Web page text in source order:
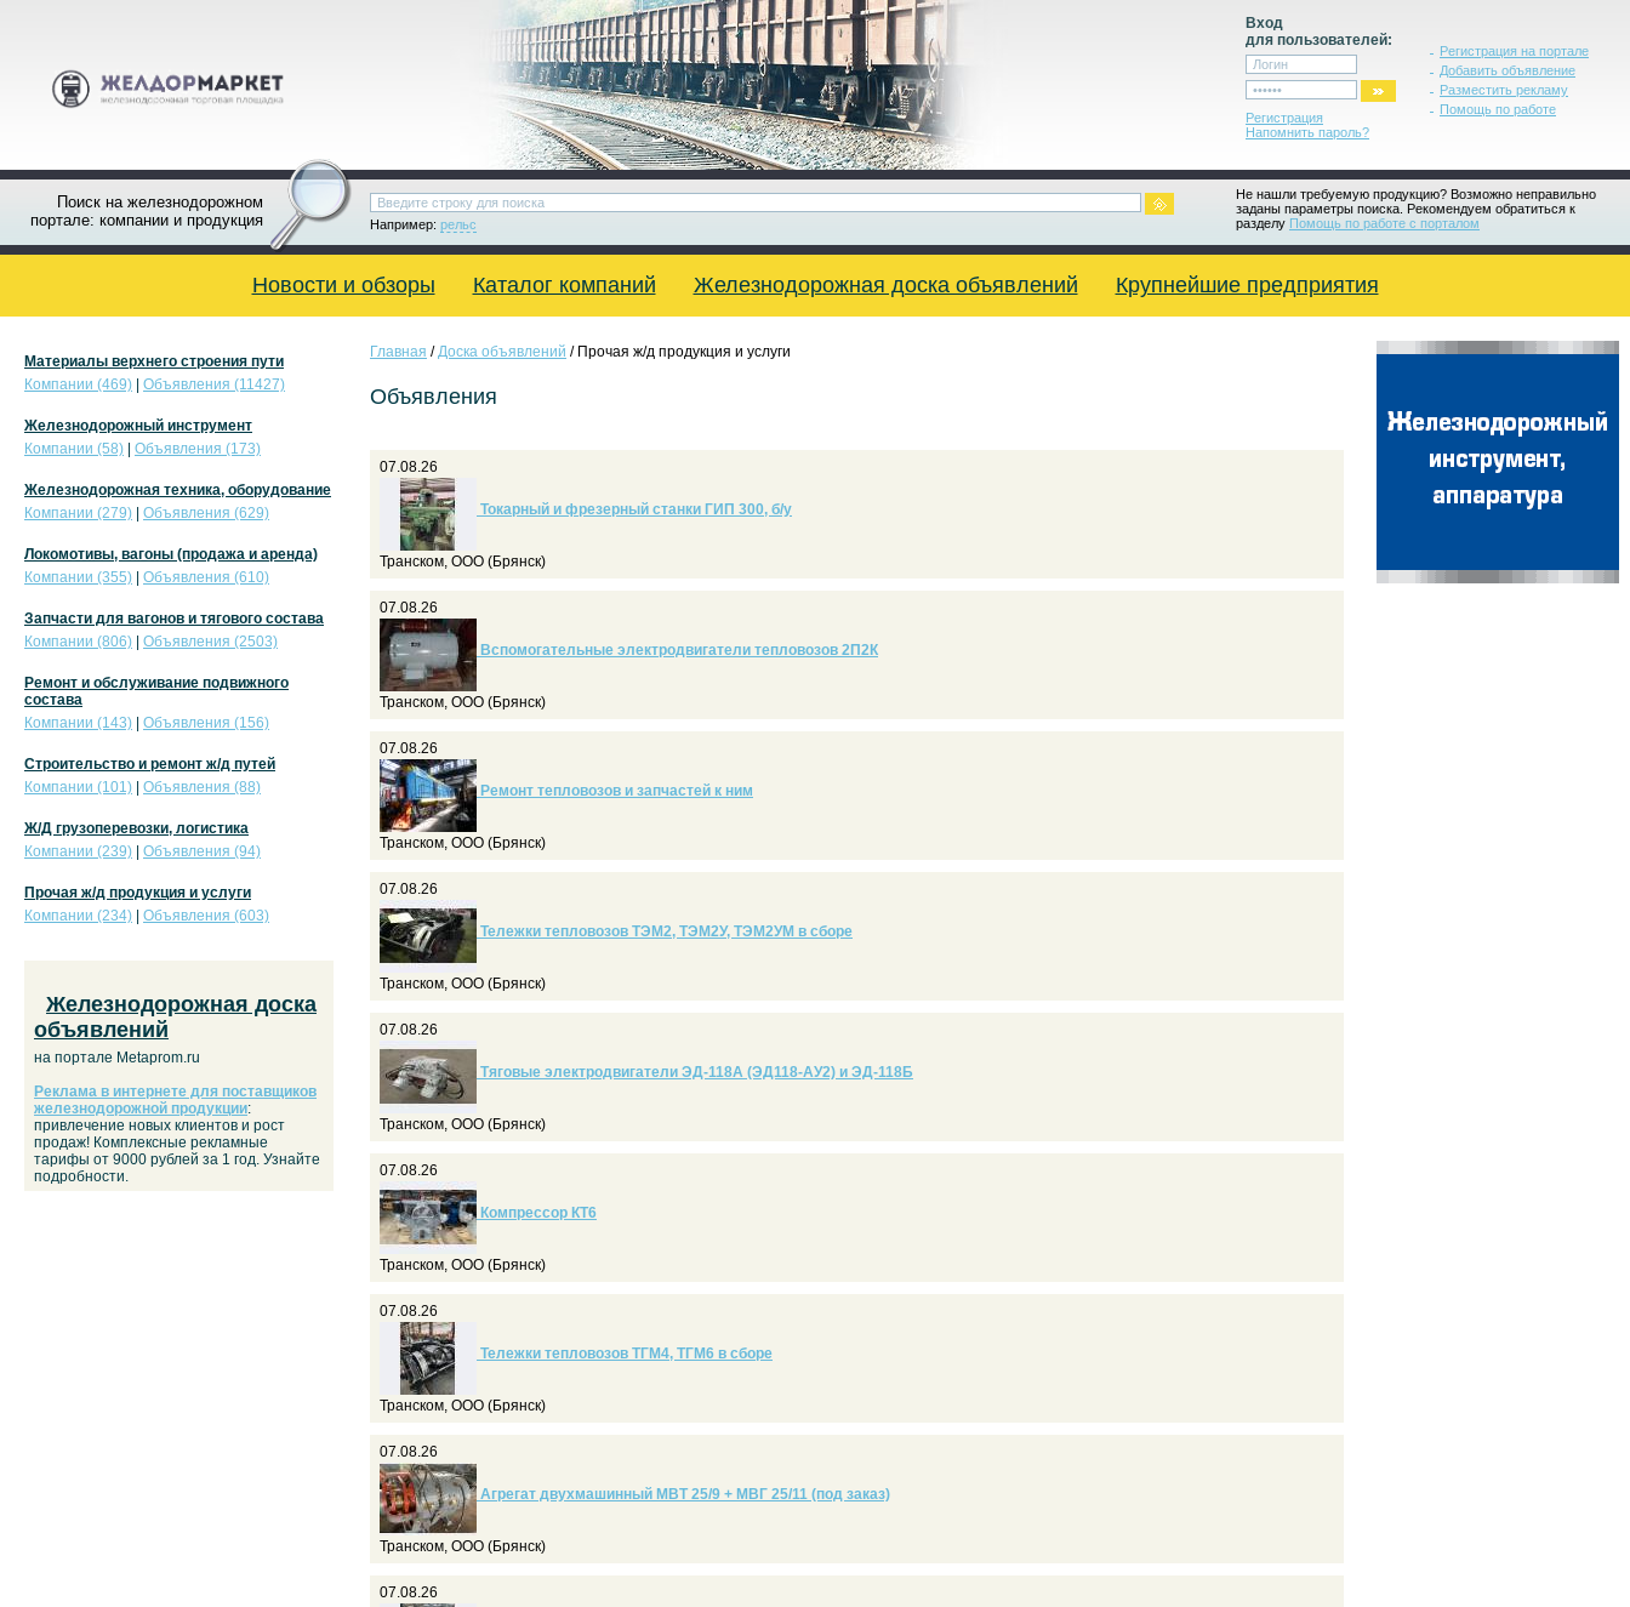
Вход
для пользователей:
Регистрация
Напомнить пароль?
Регистрация на портале
Добавить объявление
Разместить рекламу
Помощь по работе
Поиск на железнодорожном
портале: компании и продукция
Не нашли требуемую продукцию? Возможно неправильно
заданы параметры поиска. Рекомендуем обратиться к
разделу Помощь по работе с порталом
Например: рельс
Новости и обзоры Каталог компаний Железнодорожная доска объявлений Крупнейшие предприятия
Главная /Доска объявлений / Прочая ж/д продукция и услуги
Объявления
07.08.26
Токарный и фрезерный станки ГИП 300, б/у
Транском, ООО (Брянск)
07.08.26
Вспомогательные электродвигатели тепловозов 2П2К
Транском, ООО (Брянск)
07.08.26
Ремонт тепловозов и запчастей к ним
Транском, ООО (Брянск)
07.08.26
Тележки тепловозов ТЭМ2, ТЭМ2У, ТЭМ2УМ в сборе
Транском, ООО (Брянск)
07.08.26
Тяговые электродвигатели ЭД-118А (ЭД118-АУ2) и ЭД-118Б
Транском, ООО (Брянск)
07.08.26
Компрессор КТ6
Транском, ООО (Брянск)
07.08.26
Тележки тепловозов ТГМ4, ТГМ6 в сборе
Транском, ООО (Брянск)
07.08.26
Агрегат двухмашинный МВТ 25/9 + МВГ 25/11 (под заказ)
Транском, ООО (Брянск)
07.08.26
Материалы верхнего строения пути
Компании (469)
Объявления (11427)
Железнодорожный инструмент
Компании (58)
Объявления (173)
Железнодорожная техника, оборудование
Компании (279)
Объявления (629)
Локомотивы, вагоны (продажа и аренда)
Компании (355)
Объявления (610)
Запчасти для вагонов и тягового состава
Компании (806)
Объявления (2503)
Ремонт и обслуживание подвижного
состава
Компании (143)
Объявления (156)
Строительство и ремонт ж/д путей
Компании (101)
Объявления (88)
Ж/Д грузоперевозки, логистика
Компании (239)
Объявления (94)
Прочая ж/д продукция и услуги
Компании (234)
Объявления (603)
Железнодорожная доска
объявлений
на портале Metaprom.ru
Реклама в интернете для поставщиков
железнодорожной продукции:
привлечение новых клиентов и рост
продаж! Комплексные рекламные
тарифы от 9000 рублей за 1 год. Узнайте
подробности.